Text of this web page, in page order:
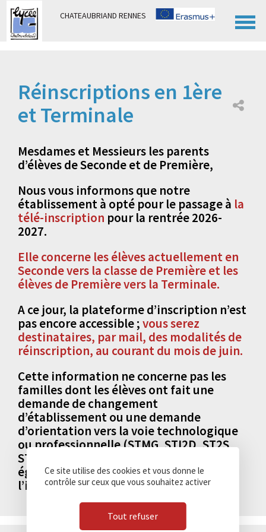
CHATEAUBRIAND RENNES
Réinscriptions en 1ère
et Terminale
Mesdames et Messieurs les parents
d’élèves de Seconde et de Première,
Nous vous informons que notre
établissement à opté pour le passage à la
télé-inscription pour la rentrée 2026-
2027.
Elle concerne les élèves actuellement en
Seconde vers la classe de Première et les
élèves de Première vers la Terminale.
A ce jour, la plateforme d’inscription n’est
pas encore accessible ;vous serez
destinataires, par mail, des modalités de
réinscription, au courant du mois de juin.
Cette information ne concerne pas les
familles dont les élèves ont fait une
demande de changement
d’établissement ou une demande
d’orientation vers la voie technologique
ou professionnelle (STMG, STI2D, ST2S,
STAV, Bac PRO, etc.) Elles recevront
également des informations liées à
l’inscription à la fin du mois de juin.
Panneau de gestion des cookies
Ce site utilise des cookies et vous donne le
contrôle sur ceux que vous souhaitez activer
Tout refuser